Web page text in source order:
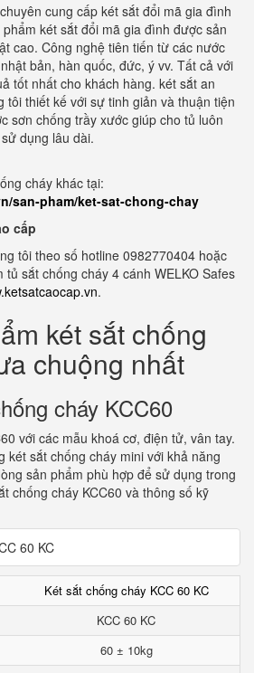
cung cấp két sắt đổi mã gia đình
két sắt đổi mã gia đình được sản
cao. Công nghệ tiên tiến từ các nước
bản, hàn quốc, đức, ý vv. Tất cả với
tốt nhất cho khách hàng. két sắt an
tôi thiết kế với sự tinh giản và thuận tiện
sơn chống trầy xước giúp cho tủ luôn
dụng lâu dài.
cháy khác tại:
san-pham/ket-sat-chong-chay
cấp
tôi theo số hotline 0982770404 hoặc
sắt chống cháy 4 cánh WELKO Safes
.
két sắt chống
chuộng nhất
cháy KCC60
với các mẫu khoá cơ, điện tử, vân tay.
két sắt chống cháy mini với khả năng
sản phẩm phù hợp để sử dụng trong
chống cháy KCC60 và thông số kỹ
Két sắt chống cháy KCC 60 KC
KCC 60 KC
60 ± 10kg